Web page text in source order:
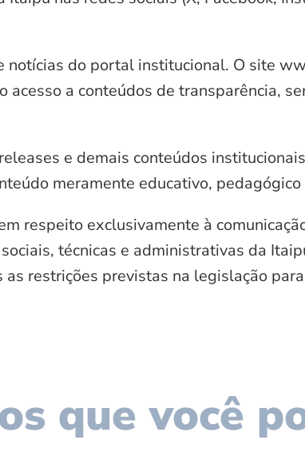
notícias do portal institucional. O site
acesso a conteúdos de transparência,
e demais conteúdos
meramente educativo,
respeito exclusivamente à
técnicas e administrativas da
restrições previstas na legislação
que você